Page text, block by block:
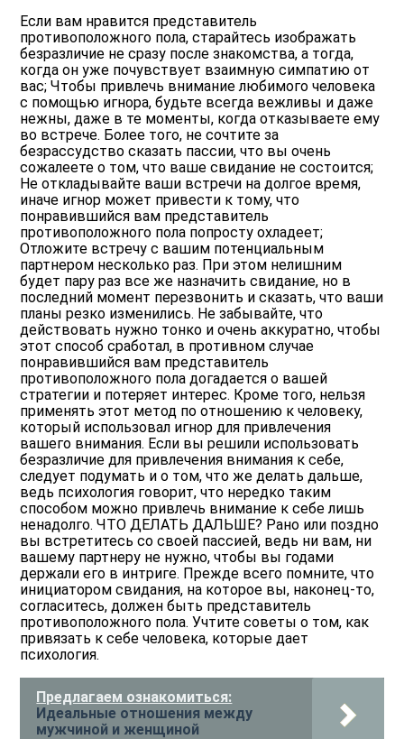
Если вам нравится представитель
противоположного пола, старайтесь изображать
безразличие не сразу после знакомства, а тогда,
когда он уже почувствует взаимную симпатию от
вас; Чтобы привлечь внимание любимого человека
с помощью игнора, будьте всегда вежливы и даже
нежны, даже в те моменты, когда отказываете ему
во встрече. Более того, не сочтите за
безрассудство сказать пассии, что вы очень
сожалеете о том, что ваше свидание не состоится;
Не откладывайте ваши встречи на долгое время,
иначе игнор может привести к тому, что
понравившийся вам представитель
противоположного пола попросту охладеет;
Отложите встречу с вашим потенциальным
партнером несколько раз. При этом нелишним
будет пару раз все же назначить свидание, но в
последний момент перезвонить и сказать, что ваши
планы резко изменились. Не забывайте, что
действовать нужно тонко и очень аккуратно, чтобы
этот способ сработал, в противном случае
понравившийся вам представитель
противоположного пола догадается о вашей
стратегии и потеряет интерес. Кроме того, нельзя
применять этот метод по отношению к человеку,
который использовал игнор для привлечения
вашего внимания. Если вы решили использовать
безразличие для привлечения внимания к себе,
следует подумать и о том, что же делать дальше,
ведь психология говорит, что нередко таким
способом можно привлечь внимание к себе лишь
ненадолго. ЧТО ДЕЛАТЬ ДАЛЬШЕ? Рано или поздно
вы встретитесь со своей пассией, ведь ни вам, ни
вашему партнеру не нужно, чтобы вы годами
держали его в интриге. Прежде всего помните, что
инициатором свидания, на которое вы, наконец-то,
согласитесь, должен быть представитель
противоположного пола. Учтите советы о том, как
привязать к себе человека, которые дает
психология.
Предлагаем ознакомиться:
Идеальные отношения между
мужчиной и женщиной